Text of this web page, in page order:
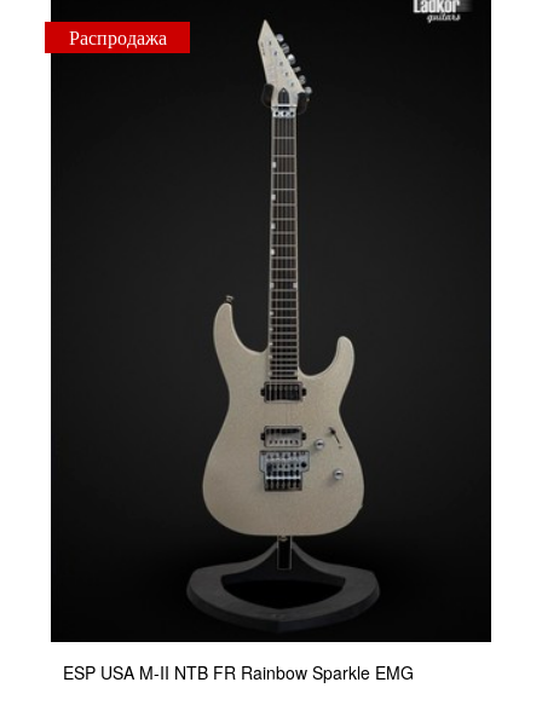
Распродажа
ESP USA M-II NTB FR Rainbow Sparkle EMG